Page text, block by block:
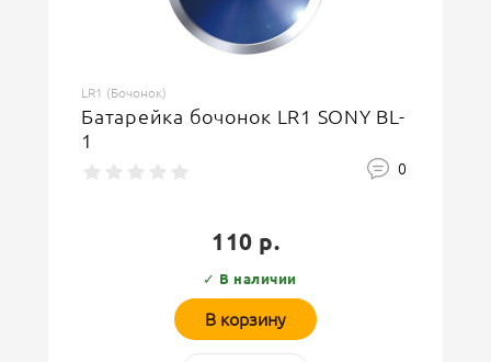
LR1 (Бочонок)
Батарейка бочонок LR1 SONY BL-
1
0
110 р.
✓ В наличии
В корзину